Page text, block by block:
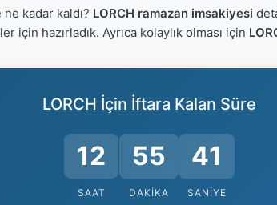
kadar kaldı? LORCH ramazan imsakiyesi
için hazırladık. Ayrıca kolaylık olması için
LORCH İçin İftara Kalan Süre
12
SAAT
55
DAKIKA
40
SANIYE